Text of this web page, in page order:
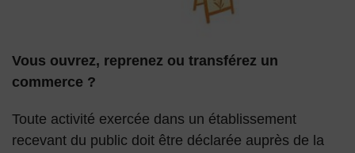
Vous ouvrez, reprenez ou transférez un
commerce ?
Toute activité exercée dans un établissement
recevant du public doit être déclarée auprès de la